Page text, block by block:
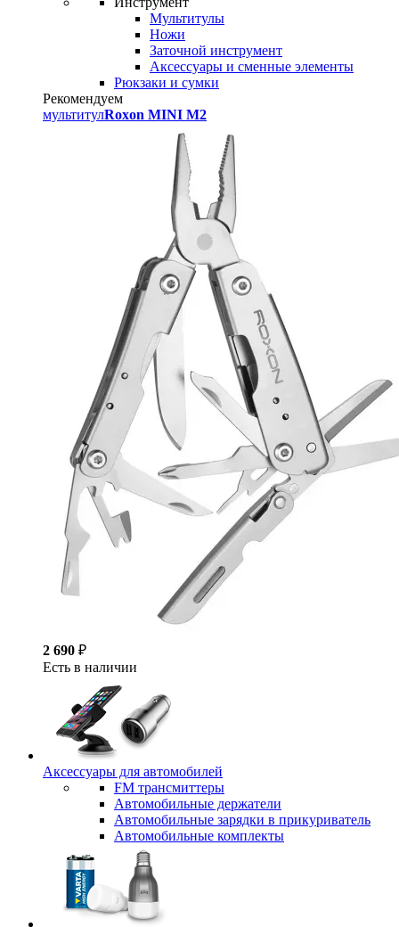
Мультитулы
Ножи
Заточной инструмент
Аксессуары и сменные элементы
Рюкзаки и сумки
Рекомендуем
мультитулRoxon MINI M2
2 690 ₽
Есть в наличии
Аксессуары для автомобилей
FM трансмиттеры
Автомобильные держатели
Автомобильные зарядки в прикуриватель
Автомобильные комплекты